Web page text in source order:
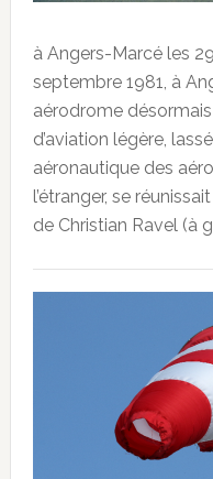
à Angers-Marcé les
septembre 1981, à
aérodrome
d’aviation légère,
aéronautique des
l’étranger, se
de Christian Ravel (à